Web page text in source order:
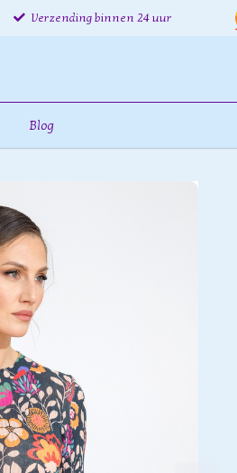
Verzending binnen 24 uur
Blog